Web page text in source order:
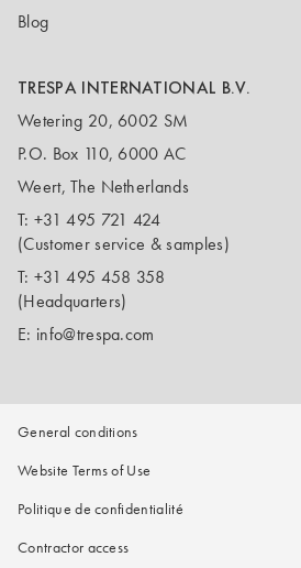
Blog
TRESPA INTERNATIONAL B.V.
Wetering 20, 6002 SM
P.O. Box 110, 6000 AC
Weert, The Netherlands
T: +31 495 721 424
(Customer service & samples)
T: +31 495 458 358
(Headquarters)
E: info@trespa.com
General conditions
Website Terms of Use
Politique de confidentialité
Contractor access